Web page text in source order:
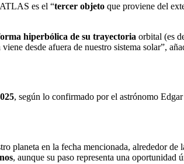
es el “tercer objeto que proviene del
hiperbólica de su trayectoria orbital (es
desde afuera de nuestro sistema solar”,
, según lo confirmado por el astrónomo
planeta en la fecha mencionada, alrededor de
, aunque su paso representa una